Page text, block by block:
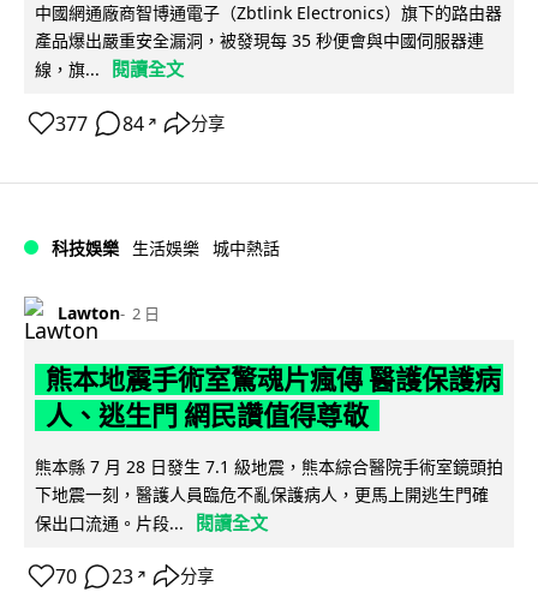
中國網通廠商智博通電子（Zbtlink Electronics）旗下的路由器
產品爆出嚴重安全漏洞，被發現每 35 秒便會與中國伺服器連
線，旗...
閱讀全文
377 84 ↗ 分享
科技娛樂 生活娛樂 城中熱話
Lawton 2 日
熊本地震手術室驚魂片瘋傳 醫護保護病
人、逃生門 網民讚值得尊敬
熊本縣 7 月 28 日發生 7.1 級地震，熊本綜合醫院手術室鏡頭拍
下地震一刻，醫護人員臨危不亂保護病人，更馬上開逃生門確
保出口流通。片段...
閱讀全文
70 23 ↗ 分享